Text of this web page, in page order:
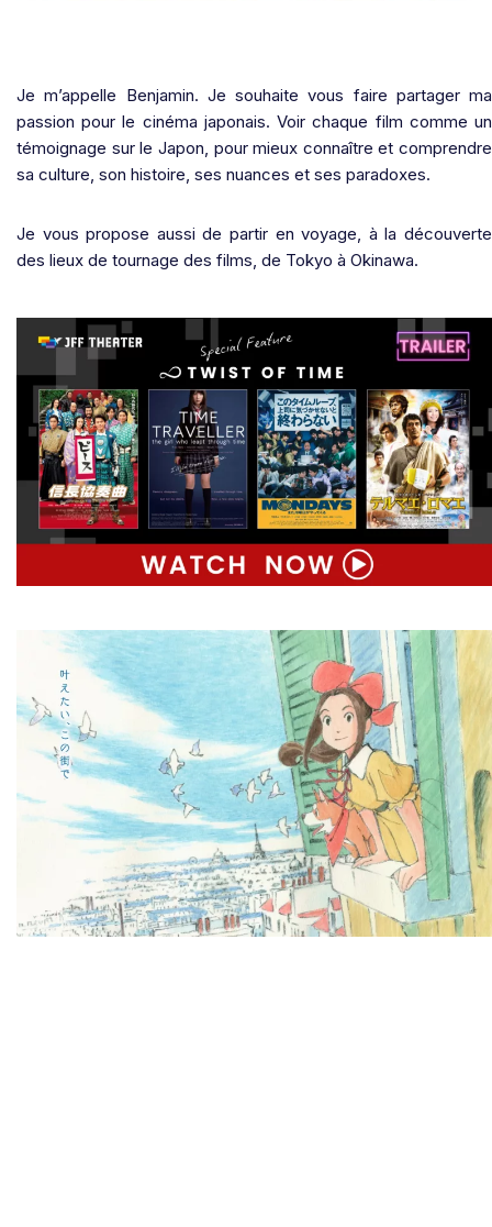
Je m’appelle Benjamin. Je souhaite vous faire partager ma
passion pour le cinéma japonais. Voir chaque film comme un
témoignage sur le Japon, pour mieux connaître et comprendre
sa culture, son histoire, ses nuances et ses paradoxes.
Je vous propose aussi de partir en voyage, à la découverte
des lieux de tournage des films, de Tokyo à Okinawa.